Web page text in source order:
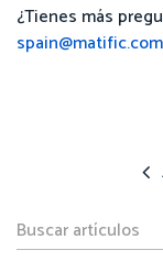
¿Tienes más
spain@matific.com